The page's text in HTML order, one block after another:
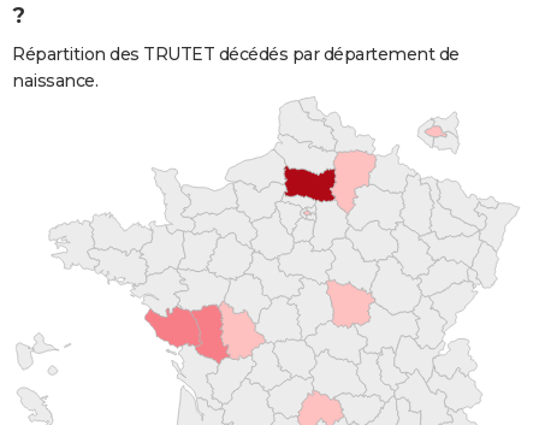
?
Répartition des TRUTET décédés par département de
naissance.